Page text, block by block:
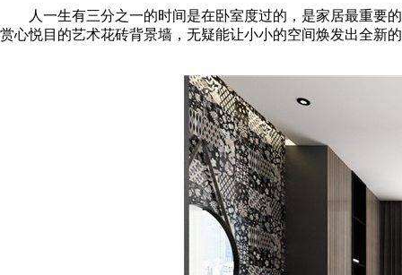
人一生有三分之一的时间是在卧室度过的，是家居最重要的
赏心悦目的艺术花砖背景墙，无疑能让小小的空间焕发出全新